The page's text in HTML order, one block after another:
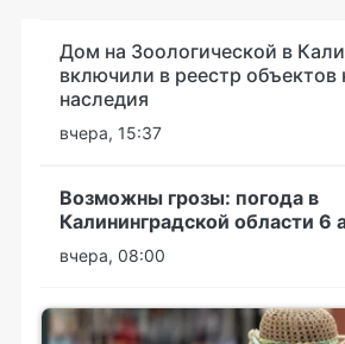
Дом на Зоологической в
включили в реестр объектов
наследия
вчера, 15:37
Возможны грозы: погода в
Калининградской области 6
вчера, 08:00